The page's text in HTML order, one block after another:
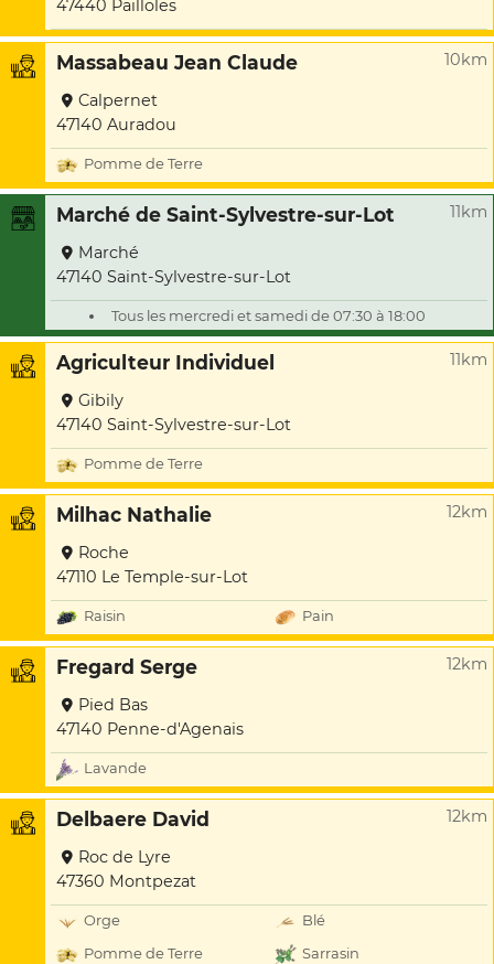
47440 Pailloles
Massabeau Jean Claude 10km
Calpernet
47140 Auradou
Pomme de Terre
Marché de Saint-Sylvestre-sur-Lot 11km
Marché
47140 Saint-Sylvestre-sur-Lot
Tous les mercredi et samedi de 07:30 à 18:00
Agriculteur Individuel 11km
Gibily
47140 Saint-Sylvestre-sur-Lot
Pomme de Terre
Milhac Nathalie 12km
Roche
47110 Le Temple-sur-Lot
Raisin Pain
Fregard Serge 12km
Pied Bas
47140 Penne-d'Agenais
Lavande
Delbaere David 12km
Roc de Lyre
47360 Montpezat
Orge
Blé
Pomme de Terre
Sarrasin